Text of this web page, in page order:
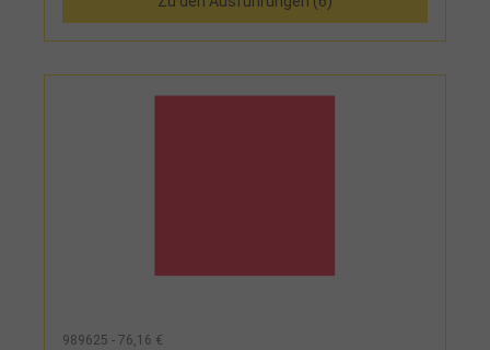
Seitenwände und Dach aus sendzimirverzinktem
Trapezstahlblech- Standardtür B 1300 mm x H 1890
verzinkte Türscharniere, Profilzylinderschloss mit
Alu-Drückergarnitur- natürlich belüfteter
989625 - 76,16 €